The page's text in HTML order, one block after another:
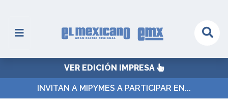
VER EDICIÓN IMPRESA
INVITAN A MIPYMES A PARTICIPAR EN...